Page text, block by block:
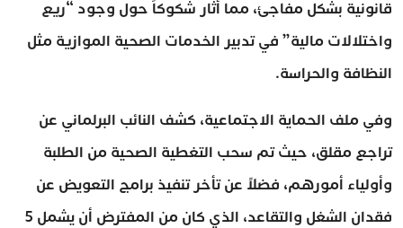
قانونية بشكل مفاجئ، مما أثار شكوكاً حول وجود “ريع
واختلالات مالية” في تدبير الخدمات الصحية الموازية مثل
النظافة والحراسة.
وفي ملف الحماية الاجتماعية، كشف النائب البرلماني عن
تراجع مقلق، حيث تم سحب التغطية الصحية من الطلبة
وأولياء أمورهم، فضلاً عن تأخر تنفيذ برامج التعويض عن
فقدان الشغل والتقاعد، الذي كان من المفترض أن يشمل 5